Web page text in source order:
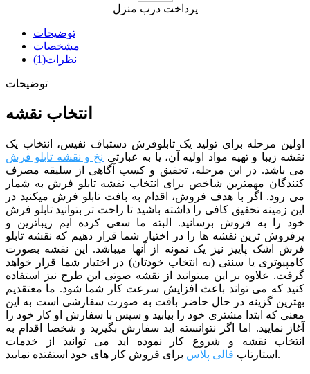
پرداخت درب منزل
توضیحات
مشخصات
نظرات(1)
توضیحات
انتخاب نقشه
اولین مرحله برای تولید یک تابلوفرش دستباف نفیس، انتخاب یک
نقشه زیبا و تهیه مواد اولیه آن، یا به عبارتی نخ و نقشه تابلو فرش
می باشد. در این مرحله، تحقیق و کسب آگاهی از سلیقه مصرف
کنندگان مهمترین شاخص برای انتخاب نقشه تابلو فرش به شمار
می رود. اگر با هدف فروش، اقدام به بافت تابلو فرش میکنید در
این زمینه تحقیق کافی را داشته باشید تا راحت تر بتوانید تابلو فرش
خود را به فروش برسانید. البته ما سعی کرده ایم زیباترین و
پرفروش ترین نقشه ها را در اختیار شما قرار دهیم که نقشه تابلو
فرش اشک پاییز نیز یک نمونه از آنها میباشد. این نقشه بصورت
کامپیوتری یا سنتی (به انتخاب خودتان) در اختیار شما قرار خواهد
گرفت. علاوه بر این میتوانید از نقشه صوتی این طرح نیز استفاده
کنید که می تواند باعث افزایش سرعت کار شما شود. ما معتقدیم
بهترین گزینه در حال حاضر بافت به صورت سفارشی است به این
معنی که ابتدا مشتری خود را بیابید و سپس با سفارش او کار خود را
آغاز نمایید. اما اگر نتوانسته اید سفارش بگیرید و شخصا اقدام به
انتخاب نقشه و شروع کار نموده اید می توانید از خدمات
استارتاپ قالی پلاس برای فروش کار های خود استفتده نمایید.